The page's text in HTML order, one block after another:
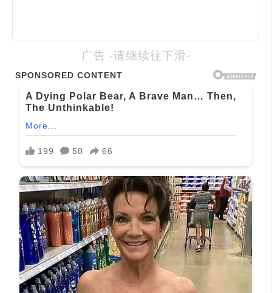
广告 -请继续往下滑-